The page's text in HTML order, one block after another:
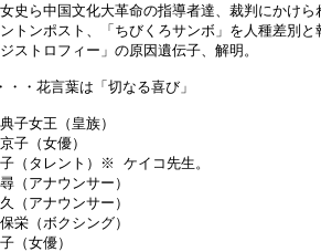
国文化大革命の指導者達、裁判にかけら
スト、「ちびくろサンボ」を人種差別と
フィー」の原因遺伝子、解明。
・花言葉は「切なる喜び」
子女王（皇族）
女優）
ント）※ ケイコ先生。
ナウンサー）
ナウンサー）
ボクシング）
優）